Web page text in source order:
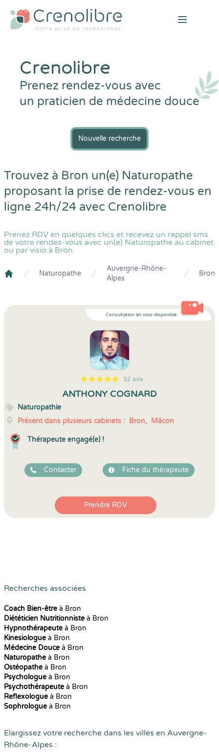
Open
Crenolibre
Prenez rendez-vous avec
un praticien de médecine douce
Nouvelle recherche
Trouvez à Bron un(e) Naturopathe
proposant la prise de rendez-vous en
ligne 24h/24 avec Crenolibre
Prenez RDV en quelques clics et recevez un rappel sms
de votre rendez-vous avec un(e) Naturopathe au cabinet
ou par visio à Bron
Naturopathe
Auvergne-Rhône-
Alpes
Bron
Consultation en visio disponible
5
1
5
32 32 avis
ANTHONY COGNARD
Naturopathie
Présent dans plusieurs cabinets : Bron, Mâcon
Thérapeute engagé(e) !
Contacter Fiche du thérapeute
Prendre RDV
Recherches associées
Coach Bien-être à Bron
Diététicien Nutritionniste à Bron
Hypnothérapeute à Bron
Kinesiologue à Bron
Médecine Douce à Bron
Naturopathe à Bron
Ostéopathe à Bron
Psychologue à Bron
Psychothérapeute à Bron
Reflexologue à Bron
Sophrologue à Bron
Elargissez votre recherche dans les villes en Auvergne-
Rhône-Alpes :